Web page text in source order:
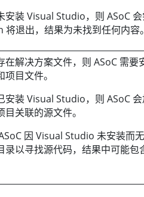
安装 Visual Studio，则ASoC
将退出，结果为未找到任何内
在解决方案文件，则ASoC 需要
项目文件。
安装 Visual Studio，则ASoC
目关联的源文件。
因 Visual Studio 未安装而
录以寻找源代码，结果中可能包